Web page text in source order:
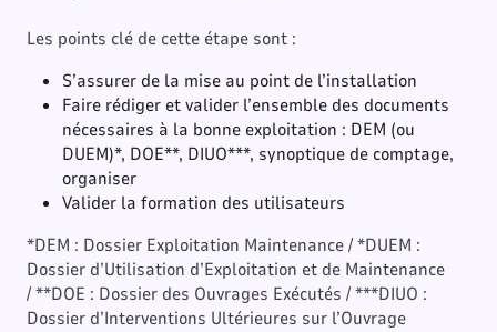
Les points clé de cette étape sont :
S’assurer de la mise au point de l’installation
Faire rédiger et valider l’ensemble des documents
nécessaires à la bonne exploitation : DEM (ou
DUEM)*, DOE**, DIUO***, synoptique de comptage,
organiser
Valider la formation des utilisateurs
*DEM : Dossier Exploitation Maintenance / *DUEM :
Dossier d’Utilisation d’Exploitation et de Maintenance
/ **DOE : Dossier des Ouvrages Exécutés / ***DIUO :
Dossier d’Interventions Ultérieures sur l’Ouvrage